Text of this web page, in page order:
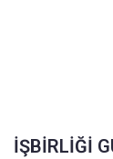
İŞBİRLİĞİ